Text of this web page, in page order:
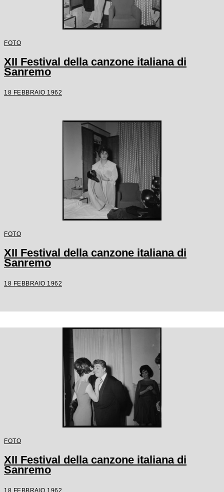
FOTO
XII Festival della canzone italiana di
Sanremo
18 FEBBRAIO 1962
FOTO
XII Festival della canzone italiana di
Sanremo
18 FEBBRAIO 1962
FOTO
XII Festival della canzone italiana di
Sanremo
18 FEBBRAIO 1962